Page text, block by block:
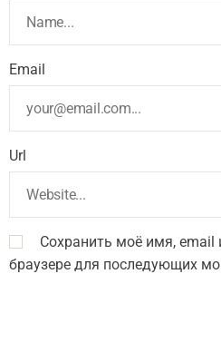
Email
Url
Сохранить моё имя, email
браузере для последующих